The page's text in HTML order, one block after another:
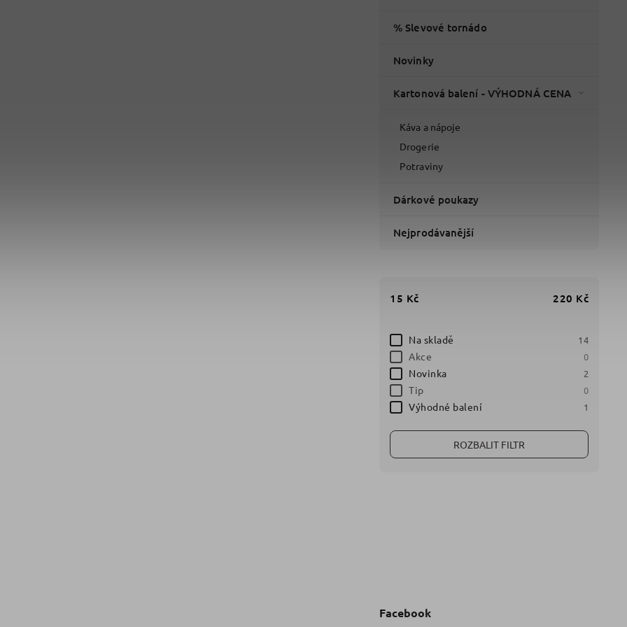
% Slevové tornádo
Novinky
Kartonová balení - VÝHODNÁ CENA
Káva a nápoje
Drogerie
Potraviny
Dárkové poukazy
Nejprodávanější
15 Kč 220 Kč
Na skladě 14
Akce 0
Novinka 2
Tip 0
Výhodné balení 1
ROZBALIT FILTR
Facebook